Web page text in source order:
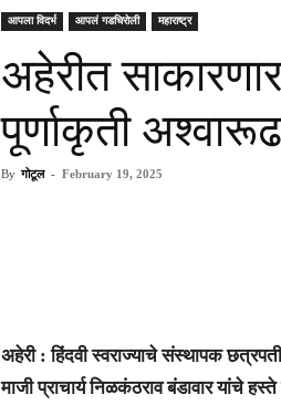
आपला विदर्भ आपलं गडचिरोली महाराष्ट्र
अहेरीत
पूर्णाकृती
By गोटूल - February 19, 2025
अहेरी : हिंदवी स्वराज्याचे संस्थापक
माजी प्राचार्य निळकंठराव बंडावार यांचे